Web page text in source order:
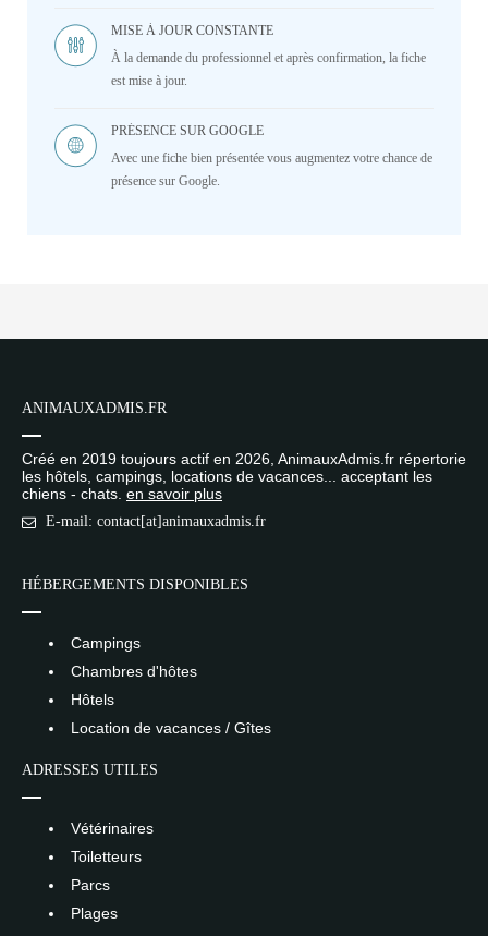
MISE À JOUR CONSTANTE
À la demande du professionnel et après confirmation, la fiche
est mise à jour.
PRÉSENCE SUR GOOGLE
Avec une fiche bien présentée vous augmentez votre chance de
présence sur Google.
ANIMAUXADMIS.FR
Créé en 2019 toujours actif en 2026, AnimauxAdmis.fr répertorie
les hôtels, campings, locations de vacances... acceptant les
chiens - chats. en savoir plus
E-mail: contact[at]animauxadmis.fr
HÉBERGEMENTS DISPONIBLES
Campings
Chambres d'hôtes
Hôtels
Location de vacances / Gîtes
ADRESSES UTILES
Vétérinaires
Toiletteurs
Parcs
Plages